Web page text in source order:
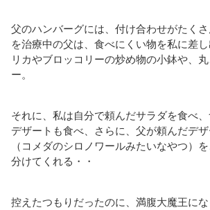
父のハンバーグには、付け合わせがたく
を治療中の父は、食べにくい物を私に差
リカやブロッコリーの炒め物の小鉢や、
ー。
それに、私は自分で頼んだサラダを食べ
デザートも食べ、さらに、父が頼んだデ
（コメダのシロノワールみたいなやつ）
分けてくれる・・
控えたつもりだったのに、満腹大魔王に